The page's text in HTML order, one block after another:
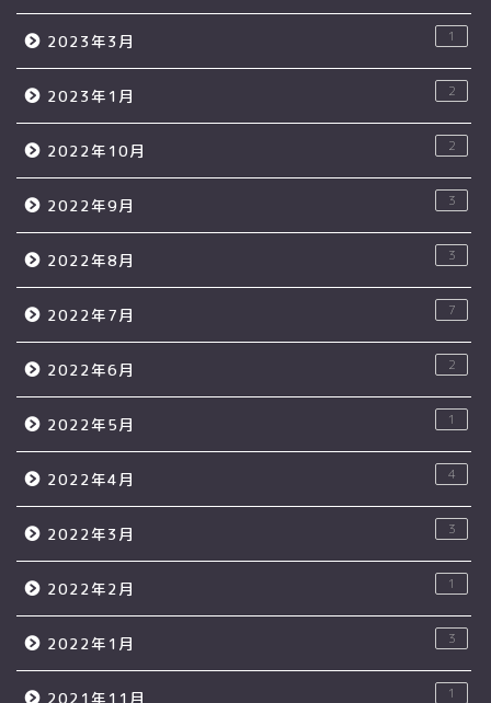
2023年3月 1
2023年1月 2
2022年10月 2
2022年9月 3
2022年8月 3
2022年7月 7
2022年6月 2
2022年5月 1
2022年4月 4
2022年3月 3
2022年2月 1
2022年1月 3
2021年11月 1